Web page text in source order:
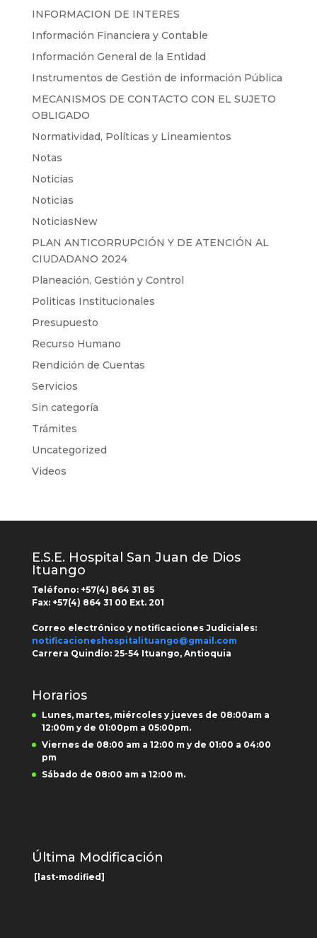
INFORMACION DE INTERES
Información Financiera y Contable
Información General de la Entidad
Instrumentos de Gestión de información Pública
MECANISMOS DE CONTACTO CON EL SUJETO
OBLIGADO
Normatividad, Políticas y Lineamientos
Notas
Noticias
Noticias
NoticiasNew
PLAN ANTICORRUPCIÓN Y DE ATENCIÓN AL
CIUDADANO 2024
Planeación, Gestión y Control
Politicas Institucionales
Presupuesto
Recurso Humano
Rendición de Cuentas
Servicios
Sin categoría
Trámites
Uncategorized
Videos
E.S.E. Hospital San Juan de Dios
Ituango
Teléfono: +57(4) 864 31 85
Fax: +57(4) 864 31 00 Ext.201
Correo electrónico y notificaciones Judiciales:
notificacioneshospitalituango@gmail.com
Carrera Quindío:25-54 Ituango, Antioquia
Horarios
Lunes, martes, miércoles y jueves de 08:00am a
12:00m y de 01:00pm a 05:00pm.
Viernes de 08:00 am a 12:00 m y de 01:00 a 04:00
pm
Sábado de 08:00 am a 12:00 m.
Última Modificación
[last-modified]